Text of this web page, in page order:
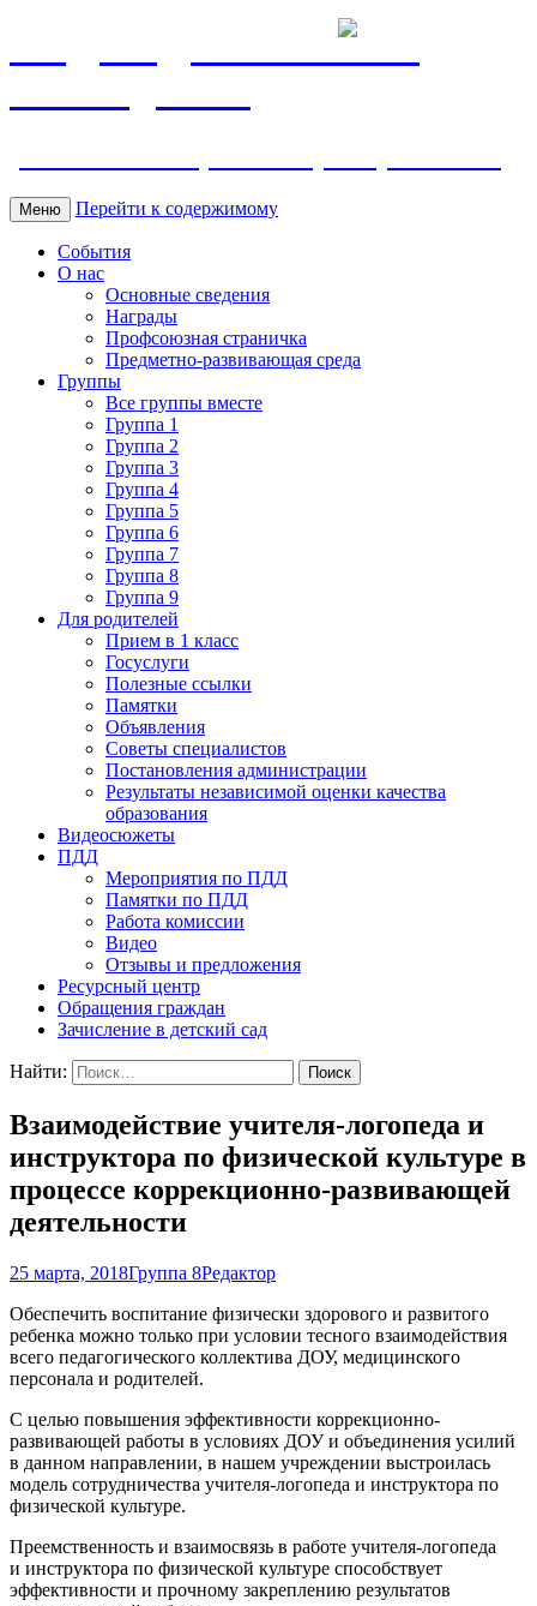
МБДОУ ДС "Калинка"
Меню Перейти к содержимому
События
О нас
Основные сведения
Награды
Профсоюзная страничка
Предметно-развивающая среда
Группы
Все группы вместе
Группа 1
Группа 2
Группа 3
Группа 4
Группа 5
Группа 6
Группа 7
Группа 8
Группа 9
Для родителей
Прием в 1 класс
Госуслуги
Полезные ссылки
Памятки
Объявления
Советы специалистов
Постановления администрации
Результаты независимой оценки качества
образования
Видеосюжеты
ПДД
Мероприятия по ПДД
Памятки по ПДД
Работа комиссии
Видео
Отзывы и предложения
Ресурсный центр
Обращения граждан
Зачисление в детский сад
Найти:
Взаимодействие учителя-логопеда и
инструктора по физической культуре в
процессе коррекционно-развивающей
деятельности
25 марта, 2018Группа 8Редактор
Обеспечить воспитание физически здорового и развитого
ребенка можно только при условии тесного взаимодействия
всего педагогического коллектива ДОУ, медицинского
персонала и родителей.
С целью повышения эффективности коррекционно-
развивающей работы в условиях ДОУ и объединения усилий
в данном направлении, в нашем учреждении выстроилась
модель сотрудничества учителя-логопеда и инструктора по
физической культуре.
Преемственность и взаимосвязь в работе учителя-логопеда
и инструктора по физической культуре способствует
эффективности и прочному закреплению результатов